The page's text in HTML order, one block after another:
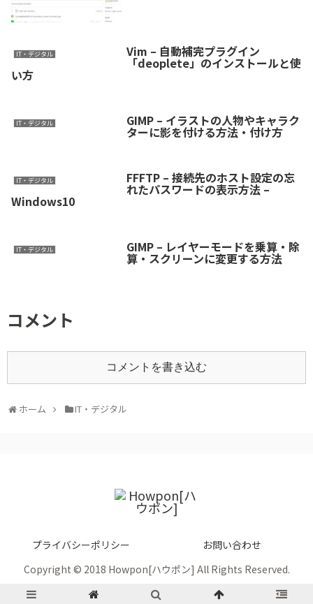
IT・デジタル Vim – 自動補完プラグイン
「deoplete」のインストールと使
い方
IT・デジタル GIMP – イラストの人物やキャラク
ターに影を付ける方法・付け方
IT・デジタル FFFTP – 接続先のホスト設定の忘
れたパスワードの表示方法 –
Windows10
IT・デジタル GIMP – レイヤーモードを乗算・除
算・スクリーンに変更する方法
コメント
コメントを書き込む
ホーム IT・デジタル
プライバシーポリシー
お問い合わせ
Copyright © 2018 Howpon[ハウポン] All Rights Reserved.